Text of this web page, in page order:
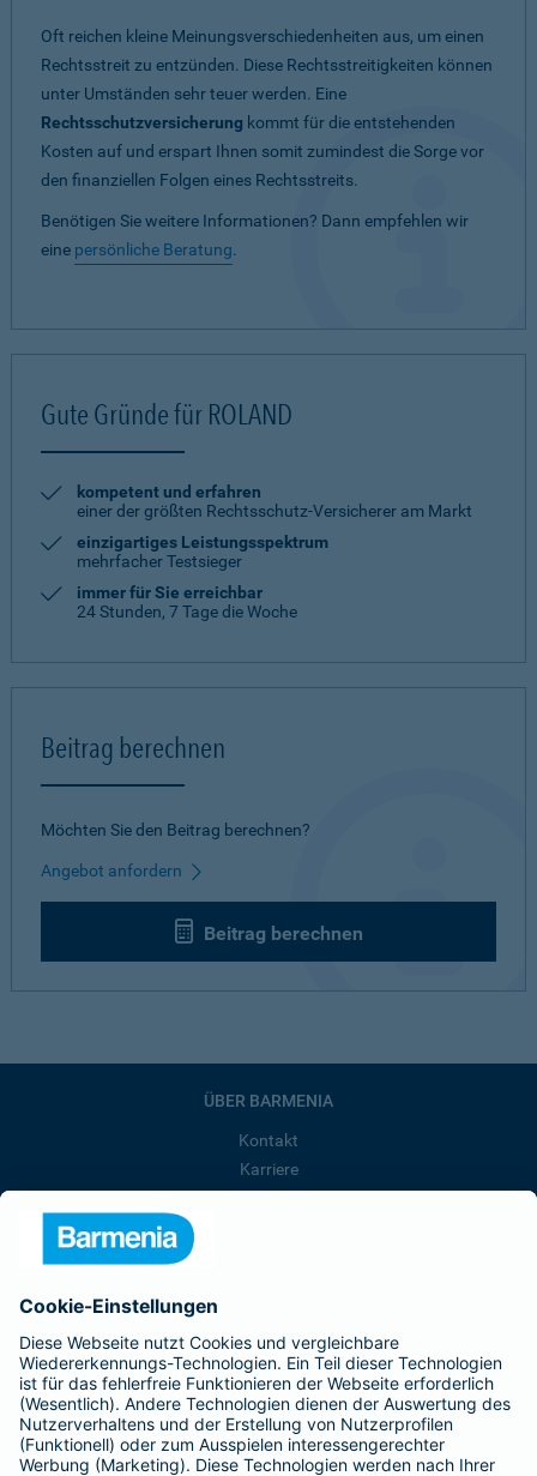
Oft reichen kleine Meinungsverschiedenheiten aus, um einen
Rechtsstreit zu entzünden. Diese Rechtsstreitigkeiten können
unter Umständen sehr teuer werden. Eine
Rechtsschutzversicherung kommt für die entstehenden
Kosten auf und erspart Ihnen somit zumindest die Sorge vor
den finanziellen Folgen eines Rechtsstreits.
Benötigen Sie weitere Informationen? Dann empfehlen wir
eine persönliche Beratung.
Gute Gründe für ROLAND
kompetent und erfahren
einer der größten Rechtsschutz-Versicherer am Markt
einzigartiges Leistungsspektrum
mehrfacher Testsieger
immer für Sie erreichbar
24 Stunden, 7 Tage die Woche
Beitrag berechnen
Möchten Sie den Beitrag berechnen?
Angebot anfordern
Beitrag berechnen
ÜBER BARMENIA
Kontakt
Karriere
Barmenia ist Teil der BarmeniaGothaer
BELIEBTE SEITEN
Kranken-Zusatzversicherung
Tierversicherungen
Haftpflichtversicherung